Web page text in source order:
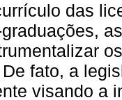
das
fato, a
visando a